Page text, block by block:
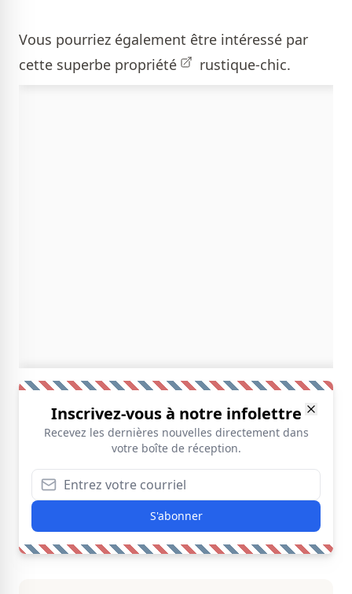
Vous pourriez également être intéressé par
cette superbe propriété rustique-chic.
Inscrivez-vous à notre infolettre
Recevez les dernières nouvelles directement dans
votre boîte de réception.
S'abonner